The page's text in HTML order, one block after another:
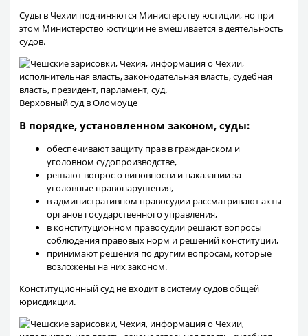
Суды в Чехии подчиняются Министерству юстиции, но при
этом Министерство юстиции не вмешивается в деятельность
судов.
Верховный суд в Оломоуце
В порядке, установленном законом, суды:
обеспечивают защиту прав в гражданском и
уголовном судопроизводстве,
решают вопрос о виновности и наказании за
уголовные правонарушения,
в административном правосудии рассматривают акты
органов государственного управления,
в конституционном правосудии решают вопросы
соблюдения правовых норм и решений конституции,
принимают решения по другим вопросам, которые
возложены на них законом.
Конституционный суд не входит в систему судов общей
юрисдикции.